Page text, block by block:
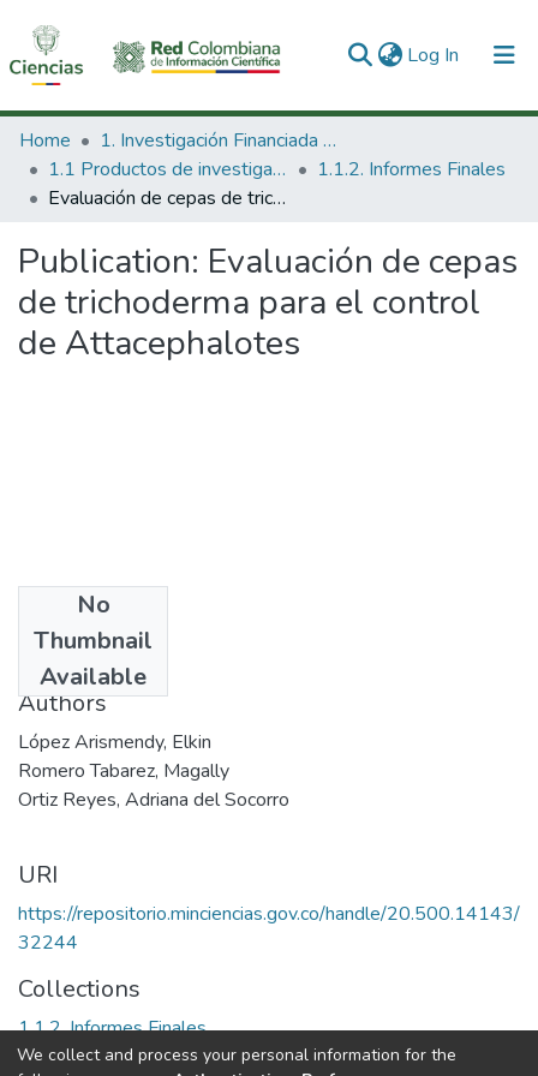
Log In (current)
Communities & Collections
All of DSpace
Home
1. Investigación Financiada con Recursos Públicos
1.1 Productos de investigación
1.1.2. Informes Finales
Evaluación de cepas de trichoderma para el control de Attacephalotes
Publication: Evaluación de cepas
de trichoderma para el control
de Attacephalotes
No
Thumbnail
Available
2000
Authors
López Arismendy, Elkin
Romero Tabarez, Magally
Ortiz Reyes, Adriana del Socorro
URI
https://repositorio.minciencias.gov.co/handle/20.500.14143/
32244
Collections
1.1.2. Informes Finales
We collect and process your personal information for the